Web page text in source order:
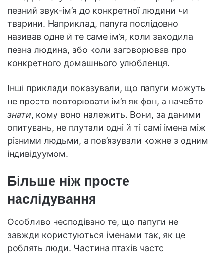
певний звук-ім’я до конкретної людини чи
тварини. Наприклад, папуга послідовно
називав одне й те саме ім’я, коли заходила
певна людина, або коли заговорював про
конкретного домашнього улюбленця.
Інші приклади показували, що папуги можуть
не просто повторювати ім’я як фон, а начебто
знати, кому воно належить. Вони, за даними
опитувань, не плутали одні й ті самі імена між
різними людьми, а пов’язували кожне з одним
індивідуумом.
Більше ніж просте
наслідування
Особливо несподівано те, що папуги не
завжди користуються іменами так, як це
роблять люди. Частина птахів часто